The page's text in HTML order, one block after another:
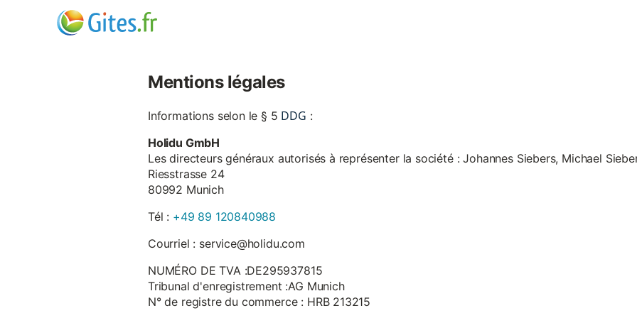
Mentions légales
Informations selon le § 5 DDG :
Holidu GmbH
Les directeurs généraux autorisés à représenter la société : Johannes Siebers, Michael
Riesstrasse 24
80992 Munich
Tél : +49 89 120840988
Courriel : service@holidu.com
NUMÉRO DE TVA :DE295937815
Tribunal d'enregistrement :AG Munich
N° de registre du commerce : HRB 213215